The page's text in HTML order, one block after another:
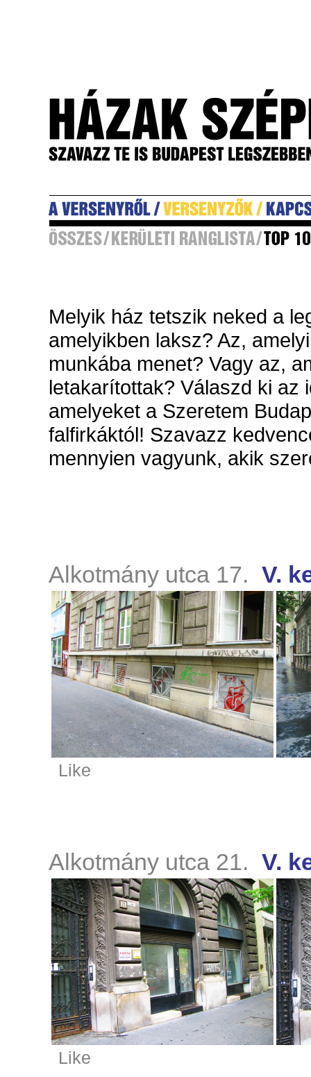
Melyik ház tetszik neked a
amelyikben laksz? Az,
munkába menet? Vagy az,
letakarítottak? Válaszd ki az
amelyeket a Szeretem
falfirkáktól! Szavazz
mennyien vagyunk, akik
Alkotmány utca 17. V.
Like
Alkotmány utca 21. V.
Like